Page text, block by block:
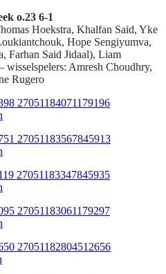
o.23 6-1
Hoekstra, Khalfan Said, Yke
Hope Sengiyumva,
Farhan Said Jidaal), Liam
Amresh Choudhry,
Rugero